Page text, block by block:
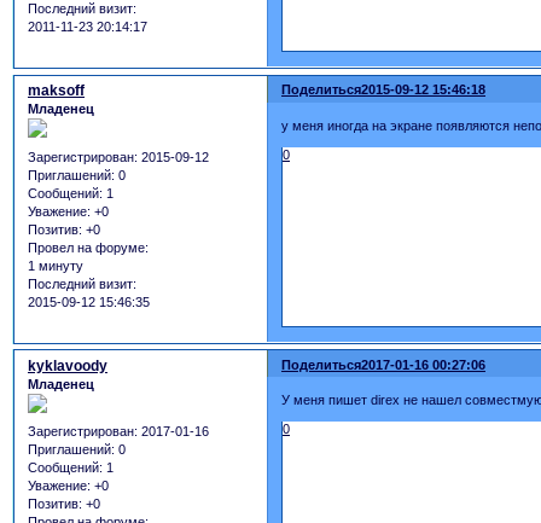
Последний визит:
2011-11-23 20:14:17
Поделиться2015-09-12 15:46:18
maksoff
Младенец
Зарегистрирован: 2015-09-12
Приглашений: 0
Сообщений: 1
Уважение: +0
Позитив: +0
Провел на форуме:
1 минуту
Последний визит:
2015-09-12 15:46:35
у меня иногда на экране появляются
0
Поделиться2017-01-16 00:27:06
kyklavoody
Младенец
Зарегистрирован: 2017-01-16
Приглашений: 0
Сообщений: 1
Уважение: +0
Позитив: +0
У меня пишет direx не нашел
0